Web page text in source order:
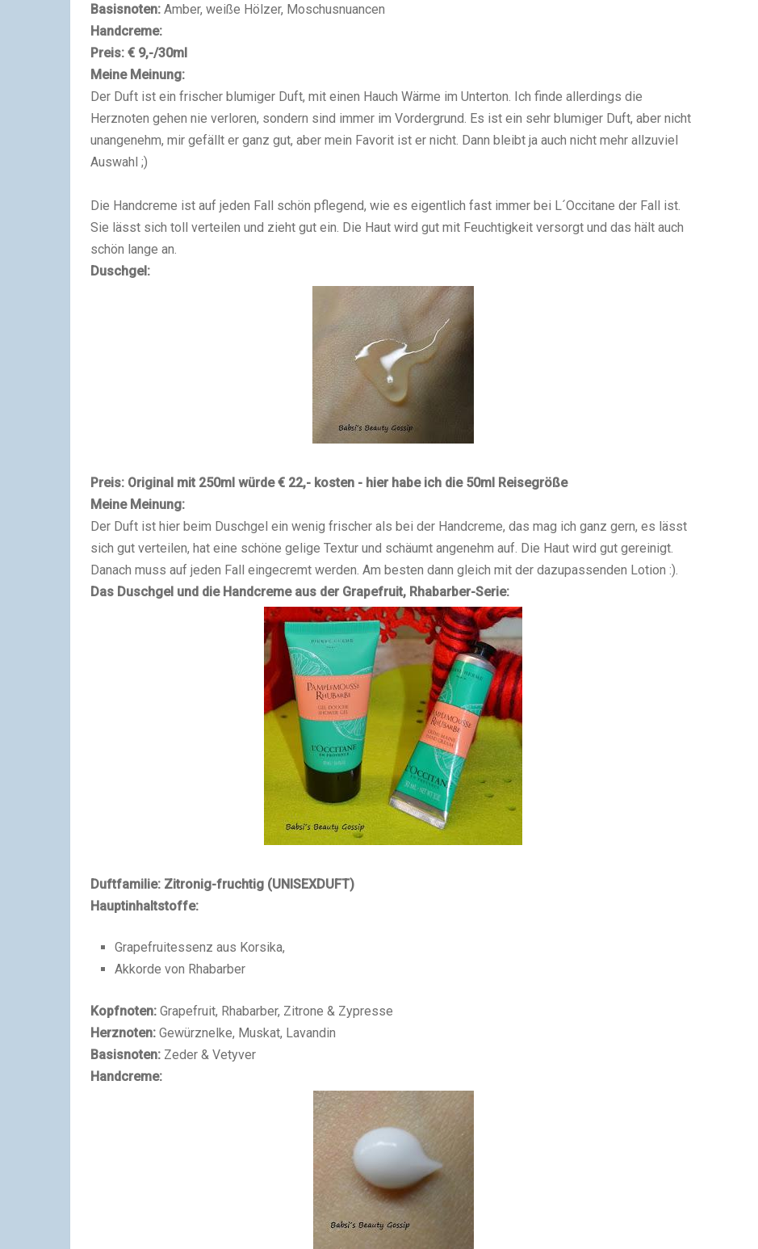
Basisnoten: Amber, weiße Hölzer, Moschusnuancen
Handcreme:
Preis: € 9,-/30ml
Meine Meinung:
Der Duft ist ein frischer blumiger Duft, mit einen Hauch Wärme im Unterton. Ich finde allerdings die
Herznoten gehen nie verloren, sondern sind immer im Vordergrund. Es ist ein sehr blumiger Duft, aber nicht
unangenehm, mir gefällt er ganz gut, aber mein Favorit ist er nicht. Dann bleibt ja auch nicht mehr allzuviel
Auswahl ;)
Die Handcreme ist auf jeden Fall schön pflegend, wie es eigentlich fast immer bei L´Occitane der Fall ist.
Sie lässt sich toll verteilen und zieht gut ein. Die Haut wird gut mit Feuchtigkeit versorgt und das hält auch
schön lange an.
Duschgel:
Preis: Original mit 250ml würde € 22,- kosten - hier habe ich die 50ml Reisegröße
Meine Meinung:
Der Duft ist hier beim Duschgel ein wenig frischer als bei der Handcreme, das mag ich ganz gern, es lässt
sich gut verteilen, hat eine schöne gelige Textur und schäumt angenehm auf. Die Haut wird gut gereinigt.
Danach muss auf jeden Fall eingecremt werden. Am besten dann gleich mit der dazupassenden Lotion :).
Das Duschgel und die Handcreme aus der Grapefruit, Rhabarber-Serie:
Duftfamilie: Zitronig-fruchtig (UNISEXDUFT)
Hauptinhaltstoffe:
Grapefruitessenz aus Korsika,
Akkorde von Rhabarber
Kopfnoten: Grapefruit, Rhabarber, Zitrone & Zypresse
Herznoten: Gewürznelke, Muskat, Lavandin
Basisnoten: Zeder & Vetyver
Handcreme: